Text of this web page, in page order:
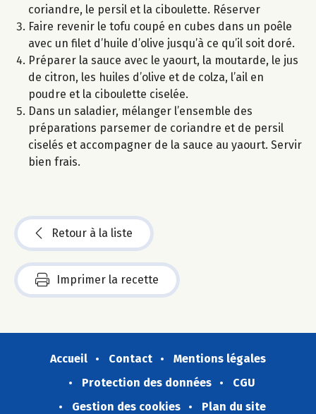
coriandre, le persil et la ciboulette. Réserver
Faire revenir le tofu coupé en cubes dans un poêle
avec un filet d’huile d’olive jusqu’à ce qu’il soit doré.
Préparer la sauce avec le yaourt, la moutarde, le jus
de citron, les huiles d’olive et de colza, l’ail en
poudre et la ciboulette ciselée.
Dans un saladier, mélanger l’ensemble des
préparations parsemer de coriandre et de persil
ciselés et accompagner de la sauce au yaourt. Servir
bien frais.
Retour à la liste
Imprimer la recette
Accueil Contact
Mentions légales
Protection des données
CGU
Gestion des cookies
Plan du site